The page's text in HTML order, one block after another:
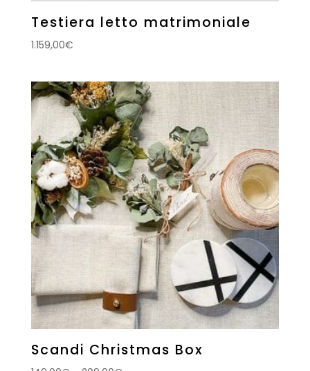
Testiera letto matrimoniale
1.159,00€
Scandi Christmas Box